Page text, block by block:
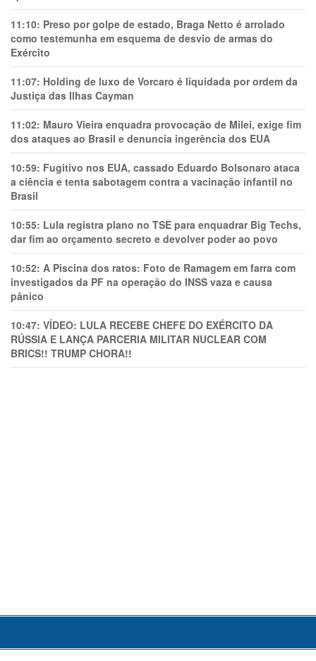
11:10: Preso por golpe de estado, Braga Netto é arrolado
como testemunha em esquema de desvio de armas do
Exército
11:07: Holding de luxo de Vorcaro é liquidada por ordem da
Justiça das Ilhas Cayman
11:02: Mauro Vieira enquadra provocação de Milei, exige fim
dos ataques ao Brasil e denuncia ingerência dos EUA
10:59: Fugitivo nos EUA, cassado Eduardo Bolsonaro ataca
a ciência e tenta sabotagem contra a vacinação infantil no
Brasil
10:55: Lula registra plano no TSE para enquadrar Big Techs,
dar fim ao orçamento secreto e devolver poder ao povo
10:52: A Piscina dos ratos: Foto de Ramagem em farra com
investigados da PF na operação do INSS vaza e causa
pânico
10:47: VÍDEO: LULA RECEBE CHEFE DO EXÉRCITO DA
RÚSSIA E LANÇA PARCERIA MILITAR NUCLEAR COM
BRICS!! TRUMP CHORA!!